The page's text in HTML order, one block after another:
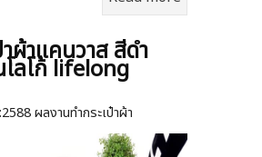
ผ้าแคนวาส สีดำ
ลโก้ lifelong
2588 ผลงานทำกระเป๋าผ้า